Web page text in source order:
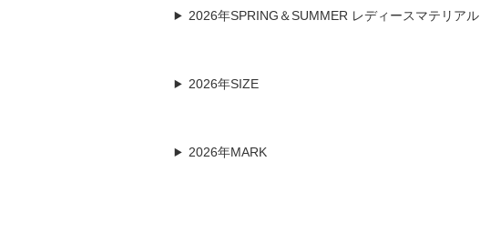
2026年SPRING＆SUMMER レディースマテリアル
2026年SIZE
2026年MARK